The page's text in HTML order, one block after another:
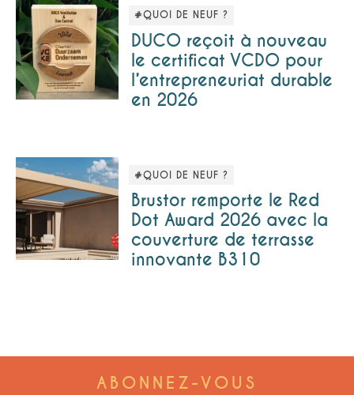
#QUOI DE NEUF ?
DUCO reçoit à nouveau
le certificat VCDO pour
l’entrepreneuriat durable
en 2026
#QUOI DE NEUF ?
Brustor remporte le Red
Dot Award 2026 avec la
couverture de terrasse
innovante B310
ABONNEZ-VOUS